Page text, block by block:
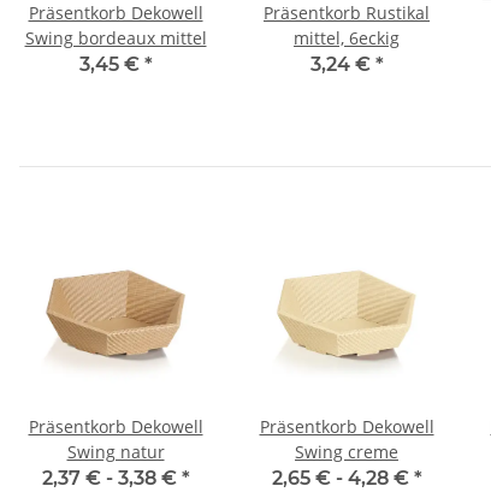
Präsentkorb Dekowell
Swing bordeaux mittel
3,45 € *
Präsentkorb Rustikal
mittel, 6eckig
3,24 € *
Präsentkorb Dekowell
Swing natur
2,37 € - 3,38 € *
Präsentkorb Dekowell
Swing creme
2,65 € - 4,28 € *